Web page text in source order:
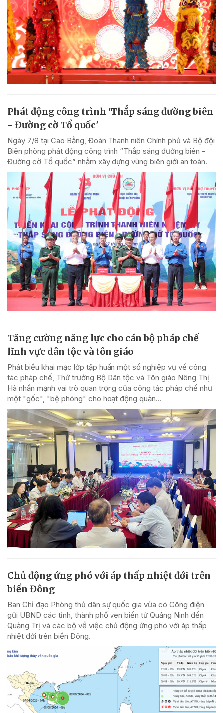
Phát động công trình 'Thắp sáng đường biên
- Đường cờ Tổ quốc'
Ngày 7/8 tại Cao Bằng, Đoàn Thanh niên Chính phủ và Bộ đội
Biên phòng phát động công trình “Thắp sáng đường biên -
Đường cờ Tổ quốc” nhằm xây dựng vùng biên giới an toàn.
Tăng cường năng lực cho cán bộ pháp chế
lĩnh vực dân tộc và tôn giáo
Phát biểu khai mạc lớp tập huấn một số nghiệp vụ về công
tác pháp chế, Thứ trưởng Bộ Dân tộc và Tôn giáo Nông Thị
Hà nhấn mạnh vai trò quan trọng của công tác pháp chế như
một "gốc", "bệ phóng" cho hoạt động quản...
Chủ động ứng phó với áp thấp nhiệt đới trên
biển Đông
Ban Chỉ đạo Phòng thủ dân sự quốc gia vừa có Công điện
gửi UBND các tỉnh, thành phố ven biển từ Quảng Ninh đến
Quảng Trị và các bộ về việc chủ động ứng phó với áp thấp
nhiệt đới trên biển Đông.